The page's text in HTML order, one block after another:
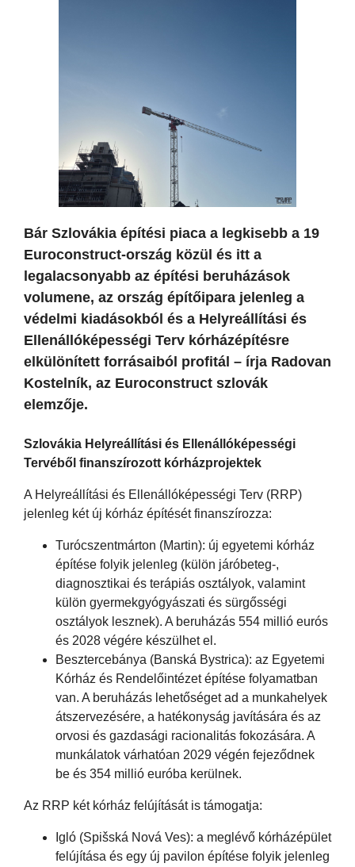
Bár Szlovákia építési piaca a legkisebb a 19
Euroconstruct-ország közül és itt a
legalacsonyabb az építési beruházások
volumene, az ország építőipara jelenleg a
védelmi kiadásokból és a Helyreállítási és
Ellenállóképességi Terv kórházépítésre
elkülönített forrásaiból profitál – írja Radovan
Kostelník, az Euroconstruct szlovák
elemzője.
Szlovákia Helyreállítási és Ellenállóképességi
Tervéből finanszírozott kórházprojektek
A Helyreállítási és Ellenállóképességi Terv (RRP)
jelenleg két új kórház építését finanszírozza:
Turócszentmárton (Martin): új egyetemi kórház
építése folyik jelenleg (külön járóbeteg-,
diagnosztikai és terápiás osztályok, valamint
külön gyermekgyógyászati és sürgősségi
osztályok lesznek). A beruházás 554 millió eurós
és 2028 végére készülhet el.
Besztercebánya (Banská Bystrica): az Egyetemi
Kórház és Rendelőintézet építése folyamatban
van. A beruházás lehetőséget ad a munkahelyek
átszervezésére, a hatékonyság javítására és az
orvosi és gazdasági racionalitás fokozására. A
munkálatok várhatóan 2029 végén fejeződnek
be és 354 millió euróba kerülnek.
Az RRP két kórház felújítását is támogatja:
Igló (Spišská Nová Ves): a meglévő kórházépület
felújítása és egy új pavilon építése folyik jelenleg